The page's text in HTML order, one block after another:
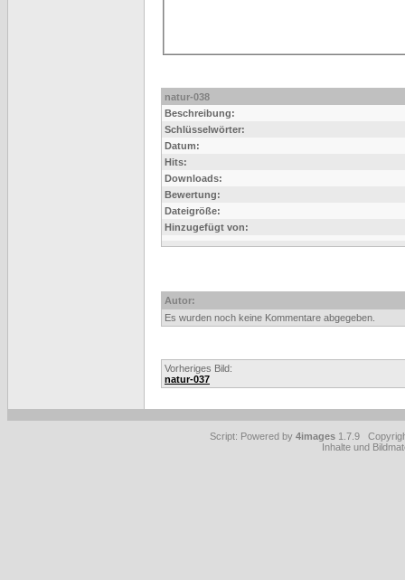
natur-038
Beschreibung:
Schlüsselwörter:
Datum:
Hits:
Downloads:
Bewertung:
Dateigröße:
Hinzugefügt von:
Autor:
Es wurden noch keine Kommentare abgegeben.
Vorheriges Bild:
natur-037
Script: Powered by 4images 1.7.9
Inhalte und